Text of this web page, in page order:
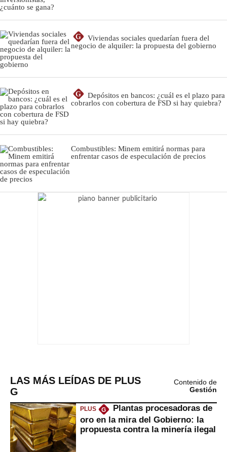
G
Viviendas sociales quedarían fuera del
negocio de alquiler: la propuesta del gobierno
G
Depósitos en bancos: ¿cuál es el plazo para
cobrarlos con cobertura de FSD si hay quiebra?
Combustibles: Minem emitirá normas para
enfrentar casos de especulación de precios
LAS MÁS LEÍDAS DE PLUS
G
Contenido de
Gestión
PLUS G
Plantas procesadoras de
oro en la mira del Gobierno: la
propuesta contra la minería ilegal